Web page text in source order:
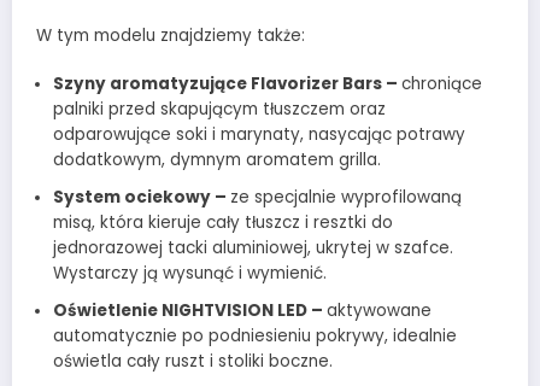
W tym modelu znajdziemy także:
Szyny aromatyzujące Flavorizer Bars – chroniące
palniki przed skapującym tłuszczem oraz
odparowujące soki i marynaty, nasycając potrawy
dodatkowym, dymnym aromatem grilla.
System ociekowy – ze specjalnie wyprofilowaną
misą, która kieruje cały tłuszcz i resztki do
jednorazowej tacki aluminiowej, ukrytej w szafce.
Wystarczy ją wysunąć i wymienić.
Oświetlenie NIGHTVISION LED – aktywowane
automatycznie po podniesieniu pokrywy, idealnie
oświetla cały ruszt i stoliki boczne.